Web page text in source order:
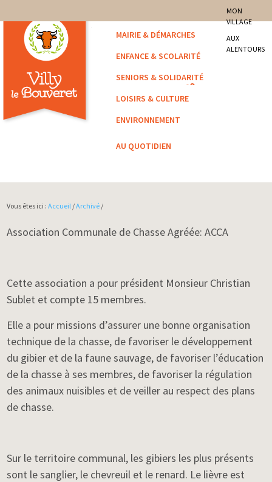
Villy-le-Bouveret
MON
VILLAGE
AUX
ALENTOURS
MAIRIE & DÉMARCHES
ENFANCE & SCOLARITÉ
SENIORS & SOLIDARITÉ
LOISIRS & CULTURE
ENVIRONNEMENT
AU QUOTIDIEN
Vous êtes ici :Accueil /Archivé /
Association Communale de Chasse Agréée: ACCA
Cette association a pour président Monsieur Christian
Sublet et compte 15 membres.
Elle a pour missions d’assurer une bonne organisation
technique de la chasse, de favoriser le développement
du gibier et de la faune sauvage, de favoriser l’éducation
de la chasse à ses membres, de favoriser la régulation
des animaux nuisibles et de veiller au respect des plans
de chasse.
Sur le territoire communal, les gibiers les plus présents
sont le sanglier, le chevreuil et le renard. Le lièvre est